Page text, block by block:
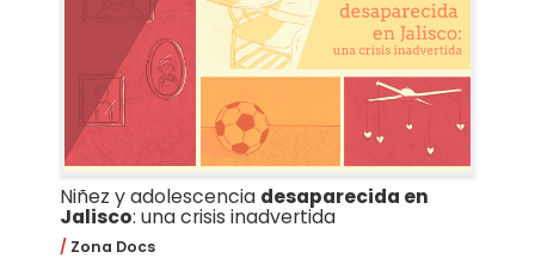
Niñez y adolescencia desaparecida en
Jalisco: una crisis inadvertida
Zona Docs